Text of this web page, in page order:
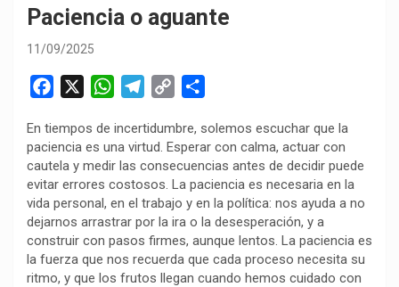
Paciencia o aguante
11/09/2025
c
e
b
o
o
k
W
a
t
s
A
p
p
l
e
g
r
a
m
p
y
L
i
n
k
m
p
a
r
t
i
r
En tiempos de incertidumbre, solemos escuchar que la
paciencia es una virtud. Esperar con calma, actuar con
cautela y medir las consecuencias antes de decidir puede
evitar errores costosos. La paciencia es necesaria en la
vida personal, en el trabajo y en la política: nos ayuda a no
dejarnos arrastrar por la ira o la desesperación, y a
construir con pasos firmes, aunque lentos. La paciencia es
la fuerza que nos recuerda que cada proceso necesita su
ritmo, y que los frutos llegan cuando hemos cuidado con